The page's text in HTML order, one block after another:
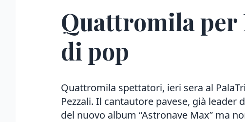
Quattromila per
di pop
Quattromila spettatori, ieri sera al
Pezzali. Il cantautore pavese, già leader
del nuovo album “Astronave Max” ma